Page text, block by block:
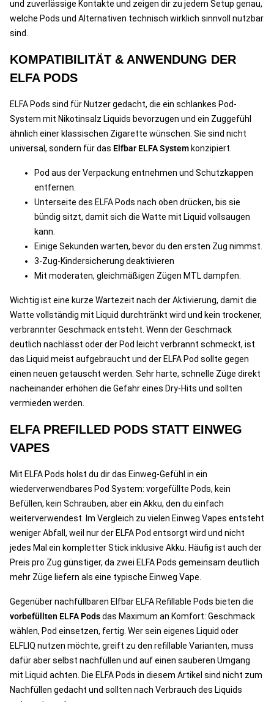
und zuverlässige Kontakte und zeigen dir zu jedem Setup genau,
welche Pods und Alternativen technisch wirklich sinnvoll nutzbar
sind.
KOMPATIBILITÄT & ANWENDUNG DER
ELFA PODS
ELFA Pods sind für Nutzer gedacht, die ein schlankes Pod-
System mit Nikotinsalz Liquids bevorzugen und ein Zuggefühl
ähnlich einer klassischen Zigarette wünschen. Sie sind nicht
universal, sondern für das Elfbar ELFA System konzipiert.
Pod aus der Verpackung entnehmen und Schutzkappen
entfernen.
Unterseite des ELFA Pods nach oben drücken, bis sie
bündig sitzt, damit sich die Watte mit Liquid vollsaugen
kann.
Einige Sekunden warten, bevor du den ersten Zug nimmst.
3-Zug-Kindersicherung deaktivieren
Mit moderaten, gleichmäßigen Zügen MTL dampfen.
Wichtig ist eine kurze Wartezeit nach der Aktivierung, damit die
Watte vollständig mit Liquid durchtränkt wird und kein trockener,
verbrannter Geschmack entsteht. Wenn der Geschmack
deutlich nachlässt oder der Pod leicht verbrannt schmeckt, ist
das Liquid meist aufgebraucht und der ELFA Pod sollte gegen
einen neuen getauscht werden. Sehr harte, schnelle Züge direkt
nacheinander erhöhen die Gefahr eines Dry-Hits und sollten
vermieden werden.
ELFA PREFILLED PODS STATT EINWEG
VAPES
Mit ELFA Pods holst du dir das Einweg-Gefühl in ein
wiederverwendbares Pod System: vorgefüllte Pods, kein
Befüllen, kein Schrauben, aber ein Akku, den du einfach
weiterverwendest. Im Vergleich zu vielen Einweg Vapes entsteht
weniger Abfall, weil nur der ELFA Pod entsorgt wird und nicht
jedes Mal ein kompletter Stick inklusive Akku. Häufig ist auch der
Preis pro Zug günstiger, da zwei ELFA Pods gemeinsam deutlich
mehr Züge liefern als eine typische Einweg Vape.
Gegenüber nachfüllbaren Elfbar ELFA Refillable Pods bieten die
vorbefüllten ELFA Podsdas Maximum an Komfort: Geschmack
wählen, Pod einsetzen, fertig. Wer sein eigenes Liquid oder
ELFLIQ nutzen möchte, greift zu den refillable Varianten, muss
dafür aber selbst nachfüllen und auf einen sauberen Umgang
mit Liquid achten. Die ELFA Pods in diesem Artikel sind nicht zum
Nachfüllen gedacht und sollten nach Verbrauch des Liquids